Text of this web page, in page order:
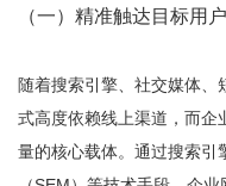
（一）精准触达目标用
随着搜索引擎、社交媒体、
式高度依赖线上渠道，而企
量的核心载体。通过搜索引